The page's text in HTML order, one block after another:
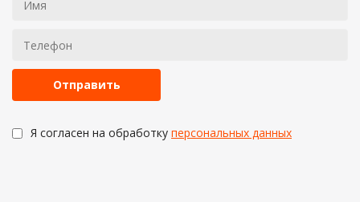
Я согласен на обработку персональных данных